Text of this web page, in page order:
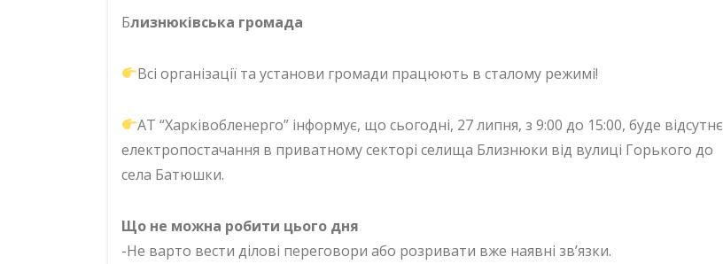
Близнюківська громада
Всі організації та установи громади працюють в сталому режимі!
АТ “Харківобленерго” інформує, що сьогодні, 27 липня, з 9:00 до 15:00, буде відсутнє
електропостачання в приватному секторі селища Близнюки від вулиці Горького до
села Батюшки.
Що не можна робити цього дня
-Не варто вести ділові переговори або розривати вже наявні зв’язки.